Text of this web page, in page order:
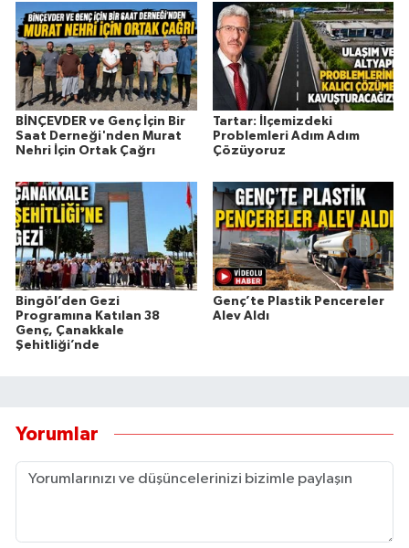
BİNÇEVDER ve Genç İçin Bir
Saat Derneği'nden Murat
Nehri İçin Ortak Çağrı
Tartar: İlçemizdeki
Problemleri Adım Adım
Çözüyoruz
Bingöl’den Gezi
Programına Katılan 38
Genç, Çanakkale
Şehitliği’nde
Genç’te Plastik Pencereler
Alev Aldı
Yorumlar